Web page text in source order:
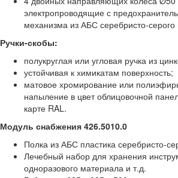
электропроводящие с
механизма из АБС серебристо-серого
Ручки-скобы:
полукруглая или угловая ручка из
устойчивая к химикатам поверхность;
матовое хромирование или
напыление в цвет облицовочной
карте RAL.
Модуль снабжения 426.5010.0
Полка из АБС пластика серебристо-
Лечебный набор для хранения
одноразового материала и т.д.